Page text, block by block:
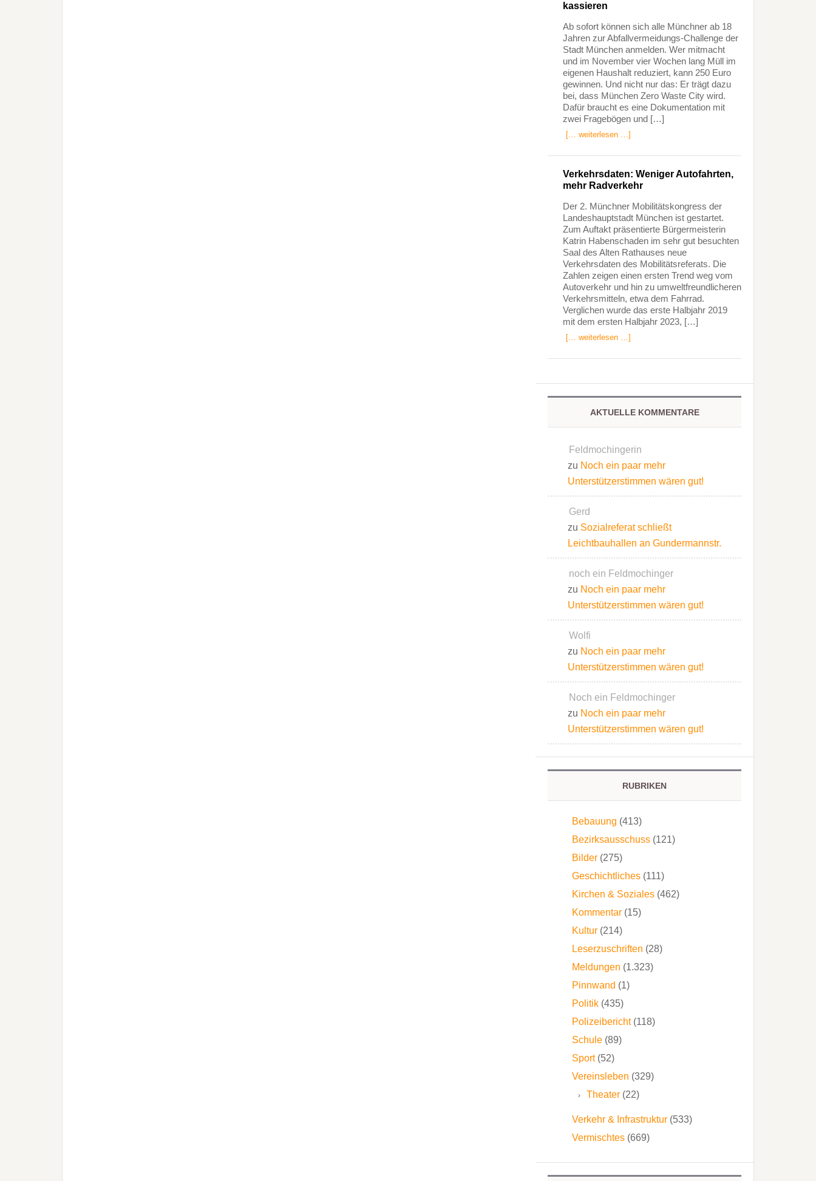
kassieren
Ab sofort können sich alle Münchner ab 18
Jahren zur Abfallvermeidungs-Challenge der
Stadt München anmelden. Wer mitmacht
und im November vier Wochen lang Müll im
eigenen Haushalt reduziert, kann 250 Euro
gewinnen. Und nicht nur das: Er trägt dazu
bei, dass München Zero Waste City wird.
Dafür braucht es eine Dokumentation mit
zwei Fragebögen und […]
[… weiterlesen …]
Verkehrsdaten: Weniger Autofahrten,
mehr Radverkehr
Der 2. Münchner Mobilitätskongress der
Landeshauptstadt München ist gestartet.
Zum Auftakt präsentierte Bürgermeisterin
Katrin Habenschaden im sehr gut besuchten
Saal des Alten Rathauses neue
Verkehrsdaten des Mobilitätsreferats. Die
Zahlen zeigen einen ersten Trend weg vom
Autoverkehr und hin zu umweltfreundlicheren
Verkehrsmitteln, etwa dem Fahrrad.
Verglichen wurde das erste Halbjahr 2019
mit dem ersten Halbjahr 2023, […]
[… weiterlesen …]
AKTUELLE KOMMENTARE
Feldmochingerin
zu Noch ein paar mehr
Unterstützerstimmen wären gut!
Gerd
zu Sozialreferat schließt
Leichtbauhallen an Gundermannstr.
noch ein Feldmochinger
zu Noch ein paar mehr
Unterstützerstimmen wären gut!
Wolfi
zu Noch ein paar mehr
Unterstützerstimmen wären gut!
Noch ein Feldmochinger
zu Noch ein paar mehr
Unterstützerstimmen wären gut!
RUBRIKEN
Bebauung (413)
Bezirksausschuss (121)
Bilder (275)
Geschichtliches (111)
Kirchen & Soziales (462)
Kommentar (15)
Kultur (214)
Leserzuschriften (28)
Meldungen (1.323)
Pinnwand (1)
Politik (435)
Polizeibericht(118)
Schule (89)
Sport(52)
Vereinsleben (329)
Theater (22)
Verkehr & Infrastruktur (533)
Vermischtes (669)